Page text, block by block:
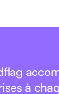
à